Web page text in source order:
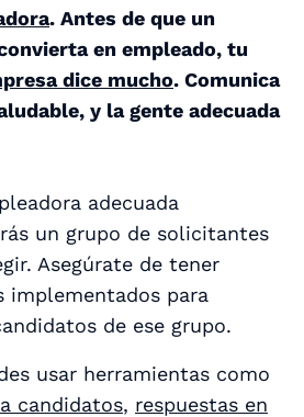
. Antes de que un
en empleado, tu
dice mucho. Comunica
y la gente adecuada
adecuada
un grupo de solicitantes
Asegúrate de tener
implementados para
de ese grupo.
usar herramientas como
candidatos, respuestas en